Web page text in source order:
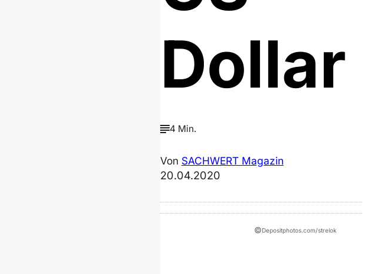
Dollar
4 Min.
Von SACHWERT Magazin
20.04.2020
©Depositphotos.com/strelok